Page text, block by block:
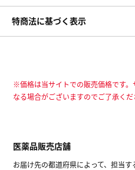
特商法に基づく表示
※価格は当サイトでの販売価格です
なる場合がございますのでご了承くだ
医薬品販売店舗
お届け先の都道府県によって、担当